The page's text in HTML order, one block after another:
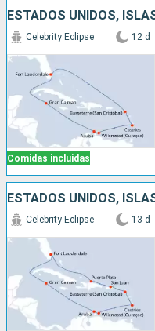
Comidas incluidas
Celebrity Eclipse 12 d
Celebrity Eclipse 13 d